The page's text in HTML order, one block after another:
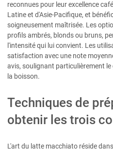
reconnues pour leur excellence
Latine et d'Asie-Pacifique, et
soigneusement maîtrisée. Les
profils ambrés, blonds ou bruns,
l'intensité qui lui convient. Les
satisfaction avec une note
avis, soulignant particulièrement
la boisson.
Techniques de
obtenir les trois
L'art du latte macchiato réside